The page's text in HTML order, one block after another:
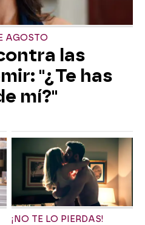
AGOSTO
las
"¿Te has
mí?"
¡NO TE LO PIERDAS!